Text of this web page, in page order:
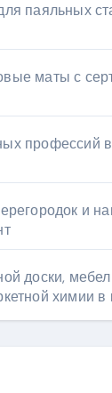
паяльных
маты с
профессий
и
доски,
химии в